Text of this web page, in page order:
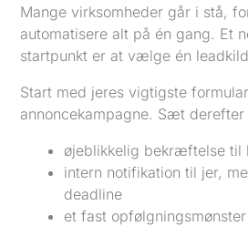
Mange virksomheder går i stå,
automatisere alt på én gang. Et
startpunkt er at vælge én
Start med jeres vigtigste
annoncekampagne. Sæt
øjeblikkelig bekræftelse til
intern notifikation til jer,
deadline
et fast